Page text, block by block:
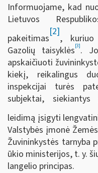
Informuojame, kad
Lietuvos
pakeitimas
[2]
, kuriuo
Gazolių taisyklės[3].
apskaičiuoti
kiekį, reikalingus
inspekcijai turės
subjektai,
leidimą įsigyti
Valstybės įmonė
Žuvininkystės tarnyba
ūkio ministerijos, t. y.
langelio principas.